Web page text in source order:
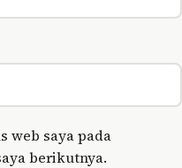
web saya pada
berikutnya.